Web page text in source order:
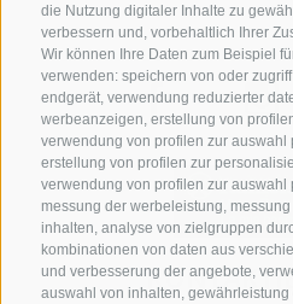
die Nutzung digitaler Inhalte zu
verbessern und, vorbehaltlich Ihrer
Wir können Ihre Daten zum Beispiel
verwenden: speichern von oder
endgerät, verwendung reduzierter
werbeanzeigen, erstellung von
verwendung von profilen zur
erstellung von profilen zur
verwendung von profilen zur auswahl
messung der werbeleistung,
inhalten, analyse von zielgruppen
kombinationen von daten aus
und verbesserung der angebote,
auswahl von inhalten,